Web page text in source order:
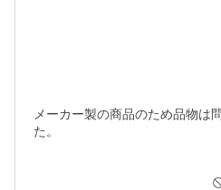
メーカー製の商品のため品物は
た。